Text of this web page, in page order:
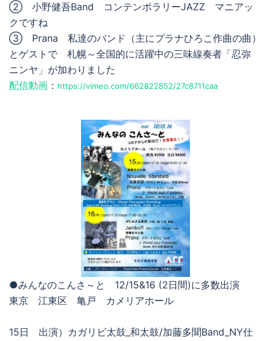
② 小野健吾Band コンテンポラリーJAZZ マニアッ
クですね
③ Prana 私達のバンド（主にプラナひろこ作曲の曲）
とゲストで 札幌～全国的に活躍中の三味線奏者「忍弥
ニンヤ」が加わりました
配信動画 ： https://vimeo.com/662822852/27c8711caa
●みんなのこんさ～と 12/15&16 (2日間)に多数出演
東京 江東区 亀戸 カメリアホール
15日
出演）カガリビ太鼓_和太鼓/加藤多聞Band_NY仕